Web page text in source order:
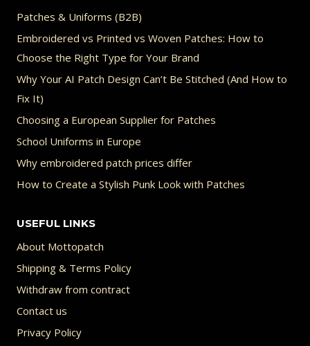
Patches & Uniforms (B2B)
Embroidered vs Printed vs Woven Patches: How to
Choose the Right Type for Your Brand
Why Your AI Patch Design Can’t Be Stitched (And How to
Fix It)
Choosing a European Supplier for Patches
School Uniforms in Europe
Why embroidered patch prices differ
How to Create a Stylish Punk Look with Patches
USEFUL LINKS
About Mottopatch
Shipping & Terms Policy
Withdraw from contract
Contact us
Privacy Policy